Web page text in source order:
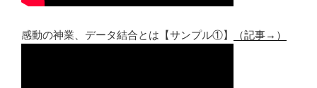
感動の神業、データ結合とは【サンプル①】 （記事→）